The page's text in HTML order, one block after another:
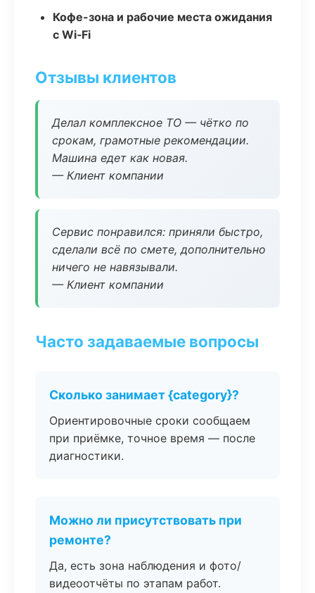
Кофе-зона и рабочие места ожидания
с Wi‑Fi
Отзывы клиентов
Делал комплексное ТО — чётко по
срокам, грамотные рекомендации.
Машина едет как новая.
— Клиент компании
Сервис понравился: приняли быстро,
сделали всё по смете, дополнительно
ничего не навязывали.
— Клиент компании
Часто задаваемые вопросы
Сколько занимает {category}?
Ориентировочные сроки сообщаем
при приёмке, точное время — после
диагностики.
Можно ли присутствовать при
ремонте?
Да, есть зона наблюдения и фото/
видеоотчёты по этапам работ.